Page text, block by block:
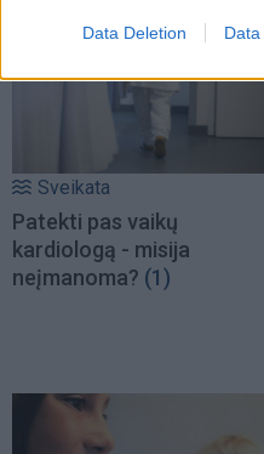
Data Deletion Data
Sveikata
Patekti pas vaikų
kardiologą - misija
neįmanoma? (1)